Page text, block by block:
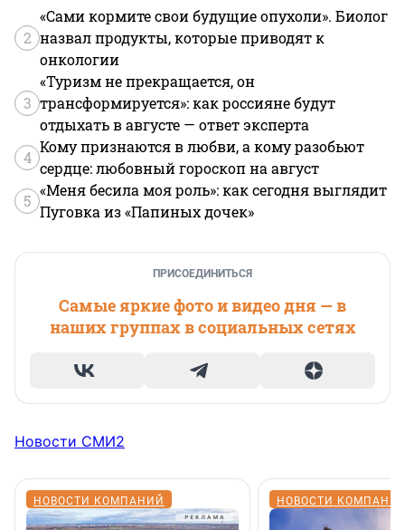
2
«Сами кормите свои будущие опухоли». Биолог
назвал продукты, которые приводят к
онкологии
3
«Туризм не прекращается, он
трансформируется»: как россияне будут
отдыхать в августе — ответ эксперта
4
Кому признаются в любви, а кому разобьют
сердце: любовный гороскоп на август
5
«Меня бесила моя роль»: как сегодня выглядит
Пуговка из «Папиных дочек»
ПРИСОЕДИНИТЬСЯ
Самые яркие фото и видео дня — в
наших группах в социальных сетях
Новости СМИ2
НОВОСТИ КОМПАНИЙ НОВОСТИ